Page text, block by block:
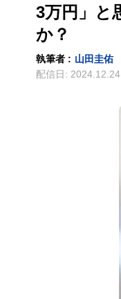
3万円」と
か？
執筆者 : 山田圭佑
配信日: 2024.12.24